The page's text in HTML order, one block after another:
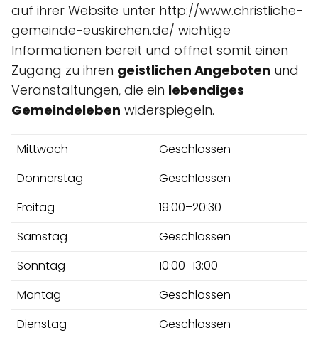
auf ihrer Website unter http://www.christliche-
gemeinde-euskirchen.de/ wichtige
Informationen bereit und öffnet somit einen
Zugang zu ihren geistlichen Angeboten und
Veranstaltungen, die ein lebendiges
Gemeindeleben widerspiegeln.
Mittwoch
Geschlossen
Donnerstag
Geschlossen
Freitag
19:00–20:30
Samstag
Geschlossen
Sonntag
10:00–13:00
Montag
Geschlossen
Dienstag
Geschlossen